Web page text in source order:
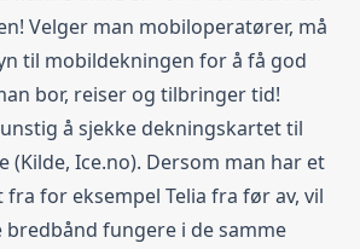
Velger man mobiloperatører, må
til mobildekningen for å få god
bor, reiser og tilbringer tid!
å sjekke dekningskartettil
(Kilde, Ice.no). Dersom man har et
for eksempel Telia fra før av, vil
bredbånd fungere i de samme